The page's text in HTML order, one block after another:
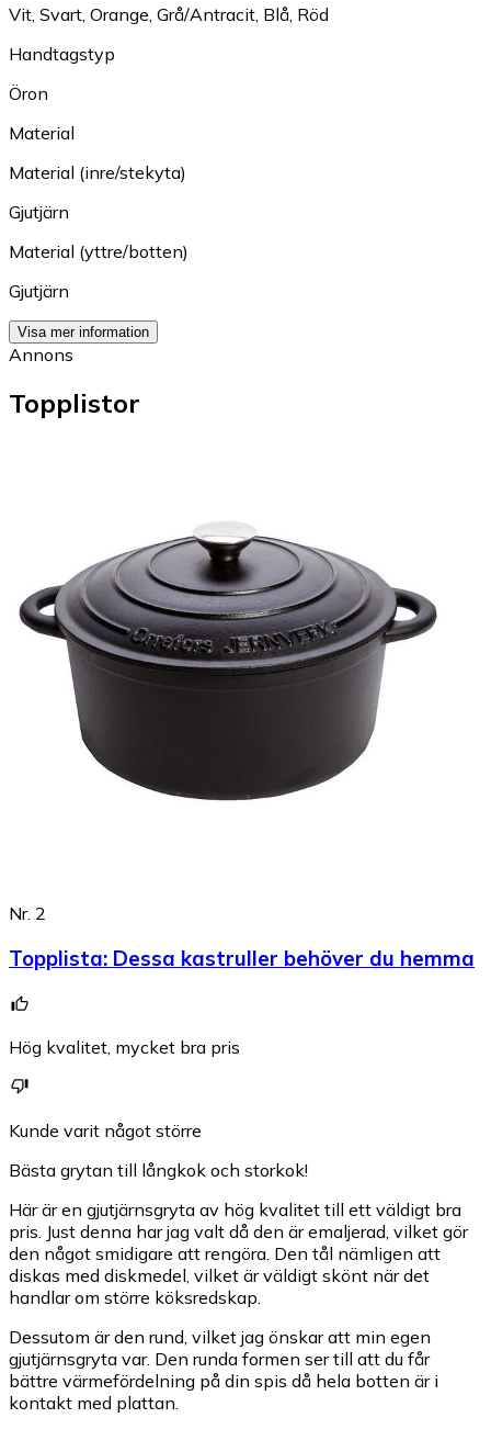
Vit Svart Orange Grå/Antracit Blå Röd
Handtagstyp
Öron
Material
Material (inre/stekyta)
Gjutjärn
Material (yttre/botten)
Gjutjärn
Visa mer information
Annons
Topplistor
Nr. 2
Topplista: Dessa kastruller behöver du hemma
Hög kvalitet, mycket bra pris
Kunde varit något större
Bästa grytan till långkok och storkok!
Här är en gjutjärnsgryta av hög kvalitet till ett väldigt bra
pris. Just denna har jag valt då den är emaljerad, vilket gör
den något smidigare att rengöra. Den tål nämligen att
diskas med diskmedel, vilket är väldigt skönt när det
handlar om större köksredskap.
Dessutom är den rund, vilket jag önskar att min egen
gjutjärnsgryta var. Den runda formen ser till att du får
bättre värmefördelning på din spis då hela botten är i
kontakt med plattan.